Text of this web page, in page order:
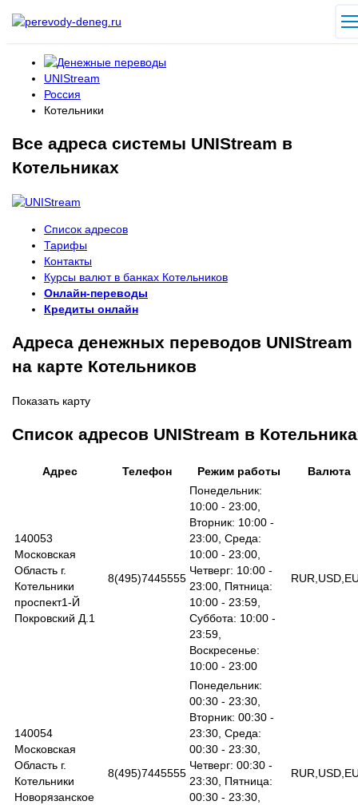
UNIStream
Россия
Котельники
Все адреса системы UNIStream в
Котельниках
Список адресов
Тарифы
Контакты
Курсы валют в банках Котельников
Онлайн-переводы
Кредиты онлайн
Адреса денежных переводов UNIStream
на карте Котельников
Показать карту
Список адресов UNIStream в
Адрес Телефон Режим работы Валюта
140053
Московская
Область г.
Котельники
проспект1-Й
Покровский Д.1
8(495)7445555
Понедельник:
10:00 - 23:00,
Вторник: 10:00 -
23:00, Среда:
10:00 - 23:00,
Четверг: 10:00 -
23:00, Пятница:
10:00 - 23:59,
Суббота: 10:00 -
23:59,
Воскресенье:
10:00 - 23:00
140054
Московская
Область г.
Котельники
Новорязанское
8(495)7445555
Понедельник:
00:30 - 23:30,
Вторник: 00:30 -
23:30, Среда:
00:30 - 23:30,
Четверг: 00:30 -
23:30, Пятница:
00:30 - 23:30,